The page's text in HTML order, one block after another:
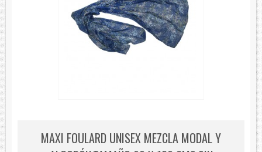
Chales/Foulares Devota&Lomba
Chales/Foulares Howards London
Chales/Foulares Marca Blanca
Presentaciones
MAXI FOULARD UNISEX MEZCLA MODAL Y